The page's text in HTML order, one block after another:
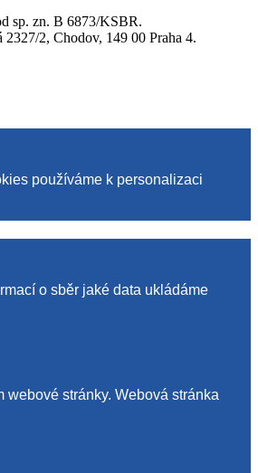
sp. zn. B 6873/KSBR.
2, Chodov, 149 00 Praha 4.
používáme k personalizaci
o sběr jaké data ukládáme
stránky. Webová stránka